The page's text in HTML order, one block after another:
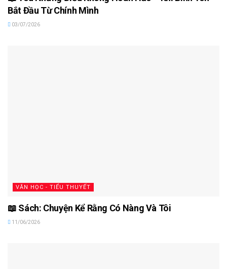
Bắt Đầu Từ Chính Mình
03/07/2026
VĂN HỌC - TIỂU THUYẾT
📖 Sách: Chuyện Kể Rằng Có Nàng Và Tôi
11/06/2026